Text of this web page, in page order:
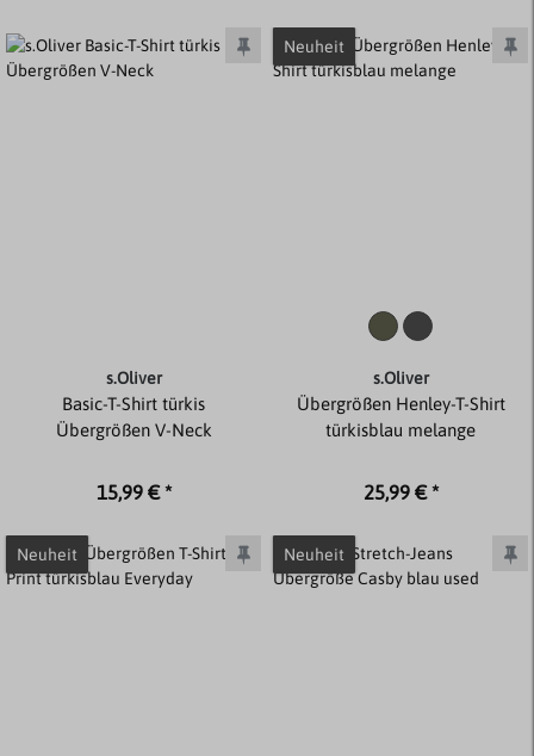
s.Oliver
Basic-T-Shirt türkis
Übergrößen V-Neck
15,99 € *
Neuheit
s.Oliver
Übergrößen Henley-T-Shirt
türkisblau melange
25,99 € *
Neuheit Neuheit